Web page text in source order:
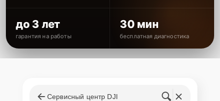
до 3 лет
гарантия на работы
30 мин
бесплатная диагностика
Сервисный центр DJI